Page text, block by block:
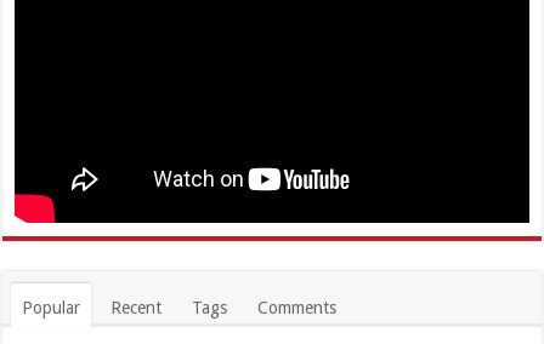
Popular Recent Tags Comments